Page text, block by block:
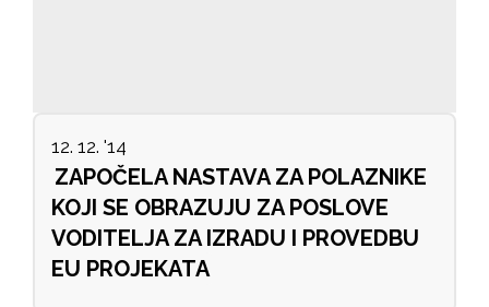
12. 12. '14
ZAPOČELA NASTAVA ZA POLAZNIKE
KOJI SE OBRAZUJU ZA POSLOVE
VODITELJA ZA IZRADU I PROVEDBU
EU PROJEKATA